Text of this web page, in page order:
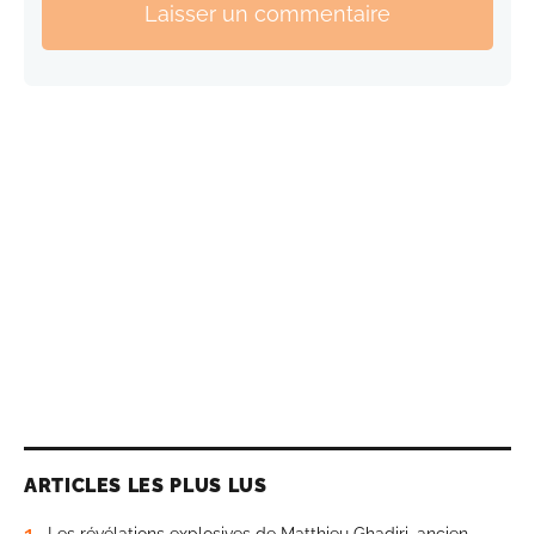
Laisser un commentaire
ARTICLES LES PLUS LUS